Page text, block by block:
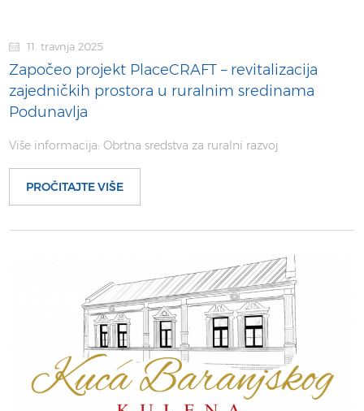
11. travnja 2025
Započeo projekt PlaceCRAFT – revitalizacija
zajedničkih prostora u ruralnim sredinama
Podunavlja
Više informacija: Obrtna sredstva za ruralni razvoj
PROČITAJTE VIŠE